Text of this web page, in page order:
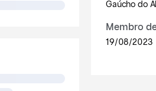
Gaúcho do
Membro
19/08/2023